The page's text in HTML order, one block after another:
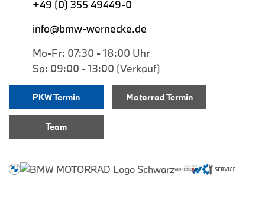
+49 (0) 355 49449-0
info@bmw-wernecke.de
Mo-Fr: 07:30 - 18:00 Uhr
Sa: 09:00 - 13:00 (Verkauf)
PKW Termin Motorrad Termin
Team